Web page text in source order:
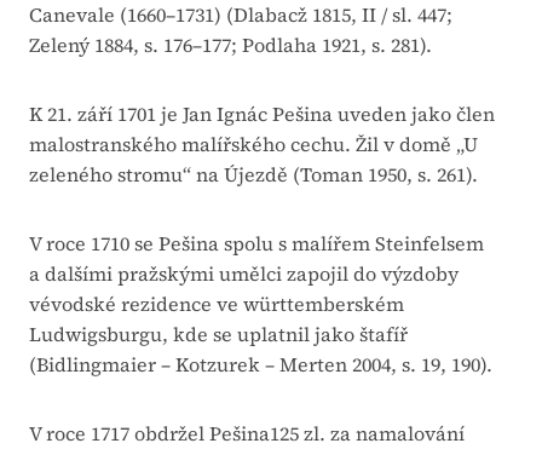
Canevale (1660–1731) (Dlabacž 1815, II / sl. 447;
Zelený 1884, s. 176–177; Podlaha 1921, s. 281).
K 21. září 1701 je Jan Ignác Pešina uveden jako člen
malostranského malířského cechu. Žil v domě „U
zeleného stromu“ na Újezdě (Toman 1950, s. 261).
V roce 1710 se Pešina spolu s malířem Steinfelsem
a dalšími pražskými umělci zapojil do výzdoby
vévodské rezidence ve württemberském
Ludwigsburgu, kde se uplatnil jako štafíř
(Bidlingmaier – Kotzurek – Merten 2004, s. 19, 190).
V roce 1717 obdržel Pešina125 zl. za namalování